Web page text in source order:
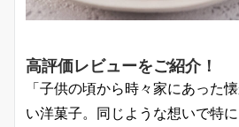
高評価レビューをご紹介！
「子供の頃から時々家にあった
い洋菓子。同じような想いで特